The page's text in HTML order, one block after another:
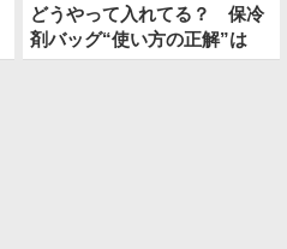
どうやって入れてる？ 保冷
剤バッグ“使い方の正解”は